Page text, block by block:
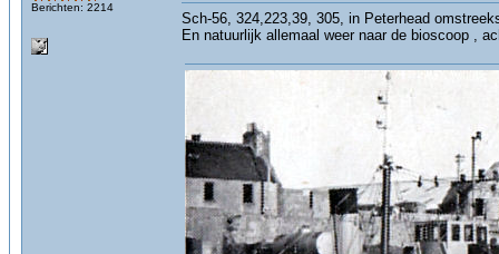
Berichten: 2214
Sch-56, 324,223,39, 305, in Peterhead
En natuurlijk allemaal weer naar de bioscoop ,